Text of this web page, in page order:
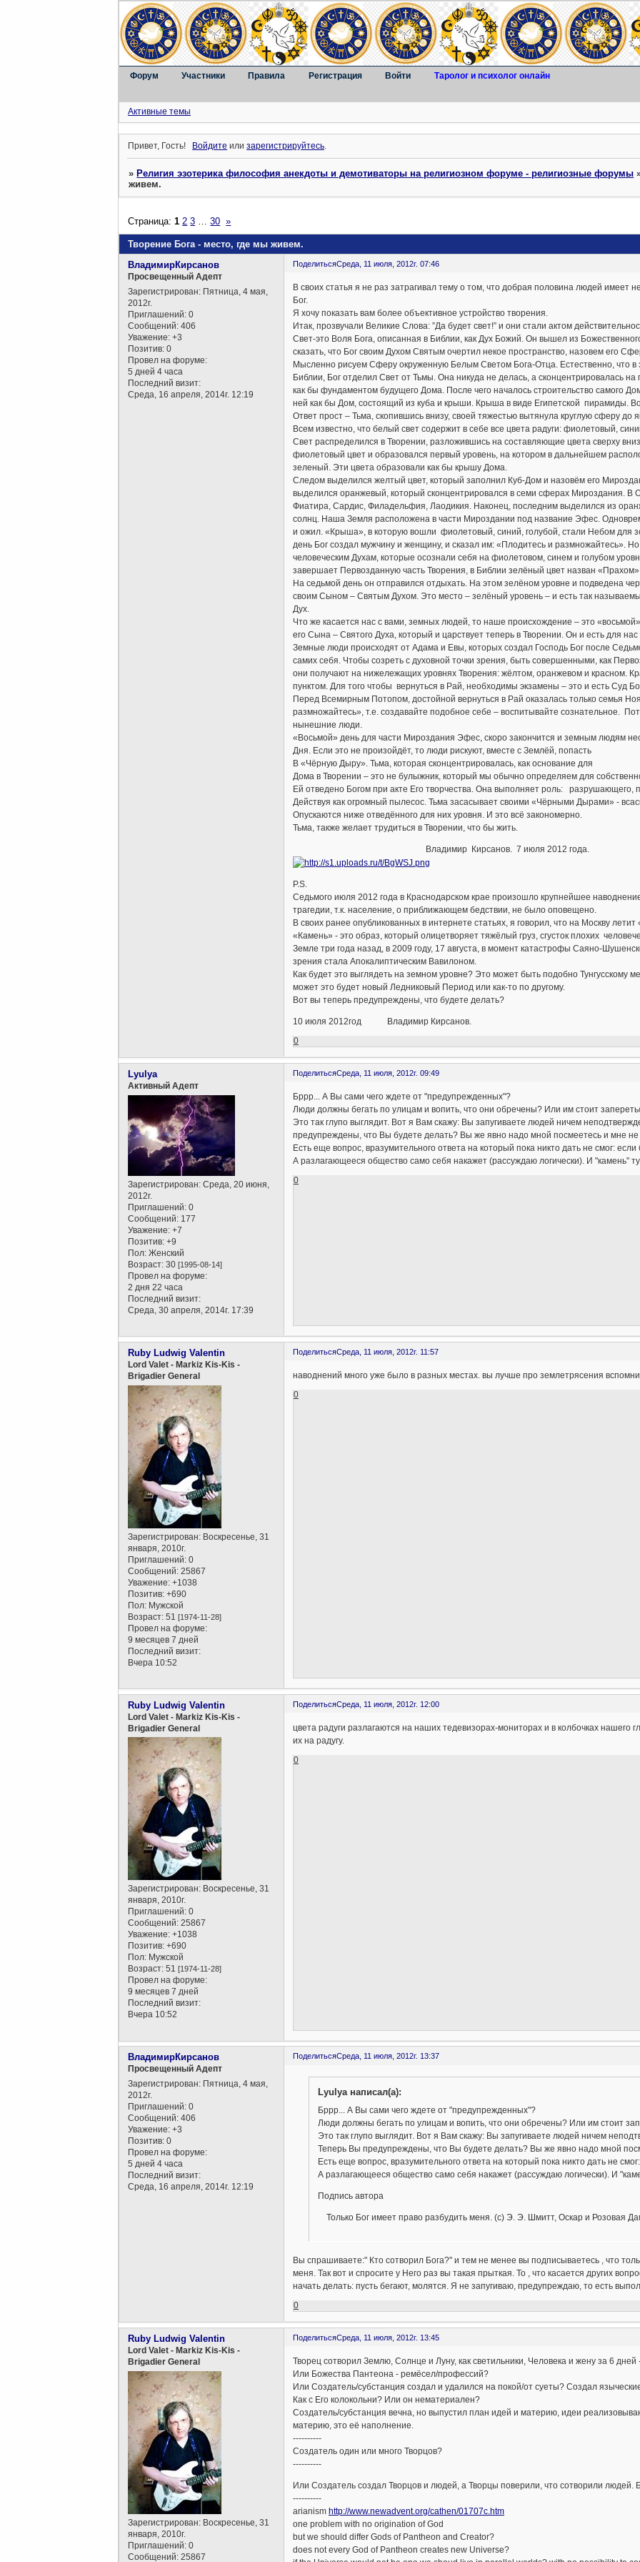
Форум Участники Правила Регистрация Войти Таролог и психолог онлайн
Активные темы
Привет, Гость! Войдите илизарегистрируйтесь.
»Религия эзотерика философия анекдоты и демотиваторы на религиозном форуме - религиозные форумы
живем.
Творение Бога - место, где мы живем.
Страница:1 2 3 30 »
ПоделитьсяСреда, 11 июля, 2012г. 07:46
ВладимирКирсанов
Просвещенный Адепт
Зарегистрирован: Пятница, 4 мая,
2012г.
Приглашений: 0
Сообщений: 406
Уважение: +3
Позитив: 0
Провел на форуме:
5 дней 4 часа
Последний визит:
Среда, 16 апреля, 2014г. 12:19
В своих статья я не раз затрагивал тему о том, что добрая половина людей имеет
Бог.
Я хочу показать вам более объективное устройство творения.
Итак, прозвучали Великие Слова: ”Да будет свет!” и они стали актом
Свет-это Воля Бога, описанная в Библии, как Дух Божий. Он вышел из
сказать, что Бог своим Духом Святым очертил некое пространство, назовем его
Мысленно рисуем Сферу окруженную Белым Светом Бога-Отца. Естественно, что
Библии, Бог отделил Свет от Тьмы. Она никуда не делась, а сконцентрировалась
как бы фундаментом будущего Дома. После чего началось строительство самого
ней как бы Дом, состоящий из куба и крыши. Крыша в виде Египетской пирамиды.
Ответ прост – Тьма, скопившись внизу, своей тяжестью вытянула круглую сферу
Всем известно, что белый свет содержит в себе все цвета радуги: фиолетовый,
Свет распределился в Творении, разложившись на составляющие цвета сверху
фиолетовый цвет и образовался первый уровень, на котором в дальнейшем
зеленый. Эти цвета образовали как бы крышу Дома.
Следом выделился желтый цвет, который заполнил Куб-Дом и назовём его
выделился оранжевый, который сконцентрировался в семи сферах Мироздания.
Фиатира, Сардис, Филадельфия, Лаодикия. Наконец, последним выделился из
солнц. Наша Земля расположена в части Мироздании под название Эфес.
и ожил. «Крыша», в которую вошли фиолетовый, синий, голубой, стали Небом для
день Бог создал мужчину и женщину, и сказал им: «Плодитесь и
человеческим Духам, которые осознали себя на фиолетовом, синем и голубом
завершает Первозданную часть Творения, в Библии зелёный цвет назван
На седьмой день он отправился отдыхать. На этом зелёном уровне и подведена
своим Сыном – Святым Духом. Это место – зелёный уровень – и есть так
Дух.
Что же касается нас с вами, земных людей, то наше происхождение – это
его Сына – Святого Духа, который и царствует теперь в Творении. Он и есть для
Земные люди происходят от Адама и Евы, которых создал Господь Бог после
самих себя. Чтобы созреть с духовной точки зрения, быть совершенными, как
они получают на нижележащих уровнях Творения: жёлтом, оранжевом и красном.
пунктом. Для того чтобы вернуться в Рай, необходимы экзамены – это и есть Суд
Перед Всемирным Потопом, достойной вернуться в Рай оказалась только семья
размножайтесь», т.е. создавайте подобное себе – воспитывайте сознательное.
нынешние люди.
«Восьмой» день для части Мироздания Эфес, скоро закончится и земным людям
Дня. Если это не произойдёт, то люди рискуют, вместе с Землёй, попасть
В «Чёрную Дыру». Тьма, которая сконцентрировалась, как основание для
Дома в Творении – это не булыжник, который мы обычно определяем для
Ей отведено Богом при акте Его творчества. Она выполняет роль:
Действуя как огромный пылесос. Тьма засасывает своими «Чёрными Дырами» -
Опускаются ниже отведённого для них уровня. И это всё закономерно.
Тьма, также желает трудиться в Творении, что бы жить.
Владимир Кирсанов. 7 июля 2012 года.
P.S.
Седьмого июля 2012 года в Краснодарском крае произошло крупнейшее
трагедии, т.к. население, о приближающем бедствии, не было оповещено.
В своих ранее опубликованных в интернете статьях, я говорил, что на Москву
«Камень» - это образ, который олицетворяет тяжёлый груз, сгусток плохих
Земле три года назад, в 2009 году, 17 августа, в момент катастрофы Саяно-
зрения стала Апокалиптическим Вавилоном.
Как будет это выглядеть на земном уровне? Это может быть подобно Тунгусскому
может это будет новый Ледниковый Период или как-то по другому.
Вот вы теперь предупреждены, что будете делать?
10 июля 2012год Владимир Кирсанов.
0
ПоделитьсяСреда, 11 июля, 2012г. 09:49
Lyulya
Активный Адепт
Зарегистрирован: Среда, 20 июня,
2012г.
Приглашений: 0
Сообщений: 177
Уважение: +7
Позитив: +9
Пол: Женский
Возраст: 30[1995-08-14]
Провел на форуме:
2 дня 22 часа
Последний визит:
Среда, 30 апреля, 2014г. 17:39
Бррр... А Вы сами чего ждете от "предупрежденных"?
Люди должны бегать по улицам и вопить, что они обречены? Или им стоит
Это так глупо выглядит. Вот я Вам скажу: Вы запугиваете людей ничем
предупреждены, что Вы будете делать? Вы же явно надо мной посмеетесь и мне
Есть еще вопрос, вразумительного ответа на который пока никто дать не смог:
А разлагающееся общество само себя накажет (рассуждаю логически). И "камень"
0
ПоделитьсяСреда, 11 июля, 2012г. 11:57
Ruby Ludwig Valentin
Lord Valet - Markiz Kis-Kis -
Brigadier General
Зарегистрирован: Воскресенье, 31
января, 2010г.
Приглашений: 0
Сообщений: 25867
Уважение: +1038
Позитив: +690
Пол: Мужской
Возраст: 51[1974-11-28]
Провел на форуме:
9 месяцев 7 дней
Последний визит:
Вчера 10:52
наводнений много уже было в разных местах. вы лучше про землетрясения
0
ПоделитьсяСреда, 11 июля, 2012г. 12:00
Ruby Ludwig Valentin
Lord Valet - Markiz Kis-Kis -
Brigadier General
Зарегистрирован: Воскресенье, 31
января, 2010г.
Приглашений: 0
Сообщений: 25867
Уважение: +1038
Позитив: +690
Пол: Мужской
Возраст: 51[1974-11-28]
Провел на форуме:
9 месяцев 7 дней
Последний визит:
Вчера 10:52
цвета радуги разлагаются на наших тедевизорах-мониторах и в колбочках нашего
их на радугу.
0
ПоделитьсяСреда, 11 июля, 2012г. 13:37
ВладимирКирсанов
Просвещенный Адепт
Зарегистрирован: Пятница, 4 мая,
2012г.
Приглашений: 0
Сообщений: 406
Уважение: +3
Позитив: 0
Провел на форуме:
5 дней 4 часа
Последний визит:
Среда, 16 апреля, 2014г. 12:19
Lyulya написал(а):
Бррр... А Вы сами чего ждете от "предупрежденных"?
Люди должны бегать по улицам и вопить, что они обречены? Или им стоит
Это так глупо выглядит. Вот я Вам скажу: Вы запугиваете людей ничем
Теперь Вы предупреждены, что Вы будете делать? Вы же явно надо мной
Есть еще вопрос, вразумительного ответа на который пока никто дать не
А разлагающееся общество само себя накажет (рассуждаю логически). И
Подпись автора
Только Бог имеет право разбудить меня. (с) Э. Э. Шмитт, Оскар и Розовая
Вы спрашиваете:" Кто сотворил Бога?" и тем не менее вы подписываетесь , что
меня. Так вот и спросите у Него раз вы такая прыткая. То , что касается других
начать делать: пусть бегают, молятся. Я не запугиваю, предупреждаю, то есть
0
ПоделитьсяСреда, 11 июля, 2012г. 13:45
Ruby Ludwig Valentin
Lord Valet - Markiz Kis-Kis -
Brigadier General
Зарегистрирован: Воскресенье, 31
января, 2010г.
Приглашений: 0
Сообщений: 25867
Творец сотворил Землю, Солнце и Луну, как светильники, Человека и жену за 6
Или Божества Пантеона - ремёсел/профессий?
Или Создатель/субстанция создал и удалился на покой/от суеты? Создал
Как с Его колокольни? Или он нематериален?
Создатель/субстанция вечна, но выпустил план идей и материю, идеи
материю, это её наполнение.
----------
Создатель один или много Творцов?
----------
Или Создатель создал Творцов и людей, а Творцы поверили, что сотворили людей.
----------
arianism http://www.newadvent.org/cathen/01707c.htm
one problem with no origination of God
but we should differ Gods of Pantheon and Creator?
does not every God of Pantheon creates new Universe?